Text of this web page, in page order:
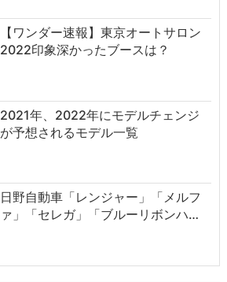
【ワンダー速報】東京オートサロン
2022印象深かったブースは？
2021年、2022年にモデルチェンジ
が予想されるモデル一覧
日野自動車「レンジャー」「メルフ
ァ」「セレガ」「ブルーリボンハ…